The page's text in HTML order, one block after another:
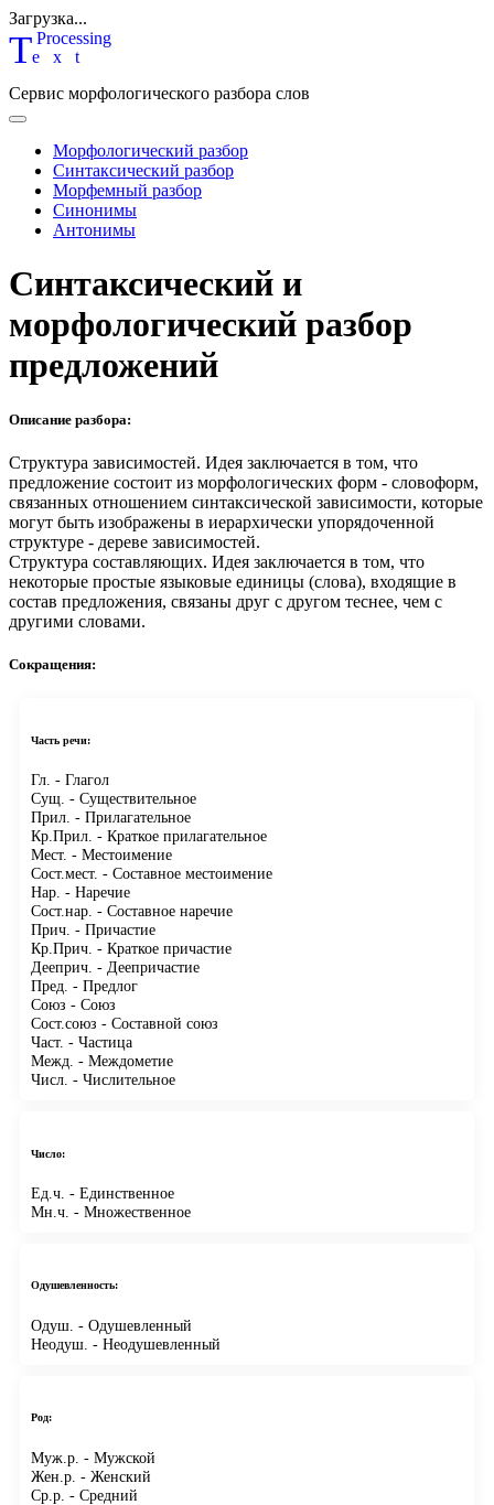
Загрузка...
Text
Processing
Сервис морфологического разбора слов
Морфологический разбор
Синтаксический разбор
Морфемный разбор
Синонимы
Антонимы
Синтаксический и
морфологический разбор
предложений
Описание разбора:
Структура зависимостей. Идея заключается в том, что
предложение состоит из морфологических форм - словоформ,
связанных отношением синтаксической зависимости, которые
могут быть изображены в иерархически упорядоченной
структуре - дереве зависимостей.
Структура составляющих. Идея заключается в том, что
некоторые простые языковые единицы (слова), входящие в
состав предложения, связаны друг с другом теснее, чем с
другими словами.
Сокращения:
Часть речи:
Гл. - Глагол
Сущ. - Существительное
Прил. - Прилагательное
Кр.Прил. - Краткое прилагательное
Мест. - Местоимение
Сост.мест. - Составное местоимение
Нар. - Наречие
Сост.нар. - Составное наречие
Прич. - Причастие
Кр.Прич. - Краткое причастие
Дееприч. - Деепричастие
Пред. - Предлог
Союз - Союз
Сост.союз - Составной союз
Част. - Частица
Межд. - Междометие
Числ. - Числительное
Число:
Ед.ч. - Единственное
Мн.ч. - Множественное
Одушевленность:
Одуш. - Одушевленный
Неодуш. - Неодушевленный
Род:
Муж.р. - Мужской
Жен.р. - Женский
Ср.р. - Средний